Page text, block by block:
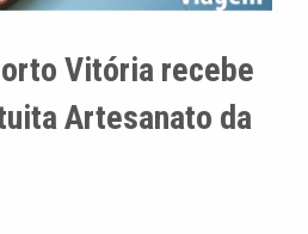
Vitória recebe
Artesanato da